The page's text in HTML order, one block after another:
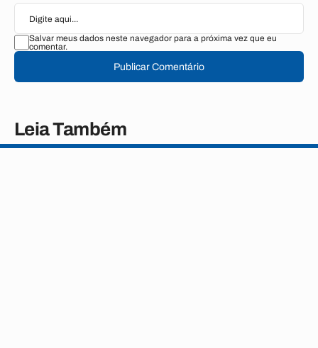
Salvar meus dados neste navegador para a próxima vez que eu
comentar.
Publicar Comentário
Leia Também